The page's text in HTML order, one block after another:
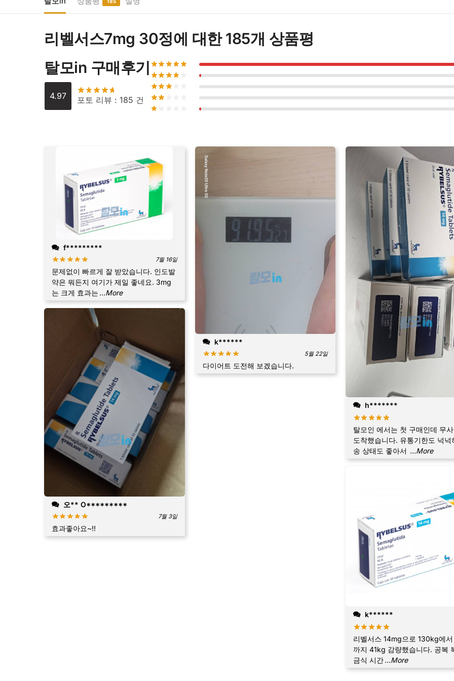
량
리벨서스7mg 30정에 대한 185개 상품평
탈모in 구매후기
4.97 포토 리뷰 : 185 건
f*********
7월 16일
문제없이 빠르게 잘 받았습니다. 인도발
약은 뭐든지 여기가 제일 좋네요. 3mg
는 크게 효과는 ...More
오** O*********
7월 3일
효과좋아요~!!
k******
5월 22일
다이어트 도전해 보겠습니다.
h*******
탈모인 에서는 첫 구매인데 무
도착했습니다. 유통기한도 넉넉
송 상태도 좋아서 ...More
k******
리벨서스 14mg으로 130kg에
까지 41kg 감량했습니다. 공복
금식 시간...More